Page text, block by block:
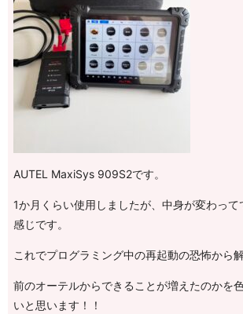
AUTEL MaxiSys 909S2です。
1か月くらい使用しましたが、中身が変わっ
感じです。
これでプログラミング中の再起動の恐怖から
前のオーテルからできることが増えたのかを
いと思います！！